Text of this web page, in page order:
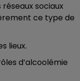
sociaux
ce type de
lieux.
d’alcoolémie